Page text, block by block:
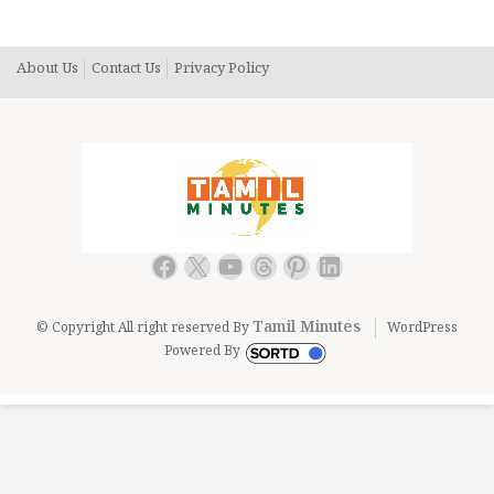
About Us Contact Us Privacy Policy
Facebook
X YouTube
Threads
Pinterest
LinkedIn
© Copyright All right reserved ByTamil Minutes
WordPress
Powered By